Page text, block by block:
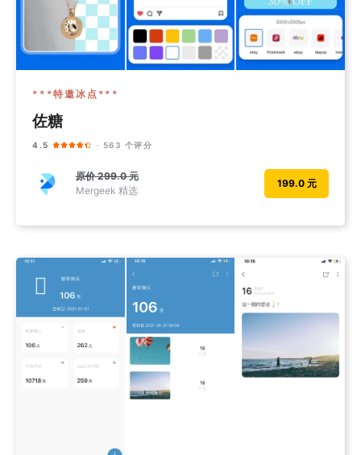
***特邀冰点***
佐糖
4.5 · 563 个评分
原价299.0 元
Mergeek 精选
199.0 元